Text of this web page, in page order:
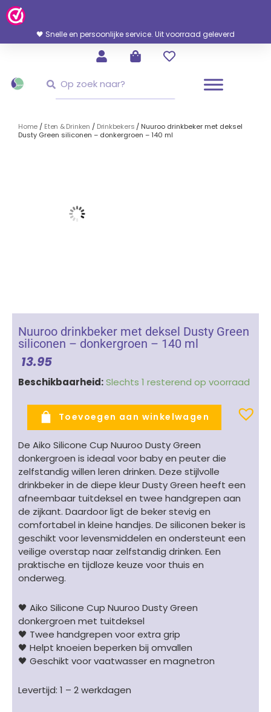
Ga
Naar
Inhoud
🖤 Snelle en persoonlijke service. Uit voorraad geleverd
Home / Eten & Drinken / Drinkbekers / Nuuroo drinkbeker met deksel
Dusty Green siliconen – donkergroen – 140 ml
Nuuroo drinkbeker met deksel Dusty Green
siliconen – donkergroen – 140 ml
13.95
Beschikbaarheid:Slechts 1 resterend op voorraad
Nuuroo
met
deksel
Green
siliconen
-
donkergroen
-
140
ml
aantal
Toevoegen aan winkelwagen
De Aiko Silicone Cup Nuuroo Dusty Green
donkergroen is ideaal voor baby en peuter die
zelfstandig willen leren drinken. Deze stijlvolle
drinkbeker in de diepe kleur Dusty Green heeft een
afneembaar tuitdeksel en twee handgrepen aan
de zijkant. Daardoor ligt de beker stevig en
comfortabel in kleine handjes. De siliconen beker is
geschikt voor levensmiddelen en ondersteunt een
veilige overstap naar zelfstandig drinken. Een
praktische en tijdloze keuze voor thuis en
onderweg.
🖤 Aiko Silicone Cup Nuuroo Dusty Green
donkergroen met tuitdeksel
🖤 Twee handgrepen voor extra grip
🖤 Helpt knoeien beperken bij omvallen
🖤 Geschikt voor vaatwasser en magnetron
Levertijd: 1 – 2 werkdagen